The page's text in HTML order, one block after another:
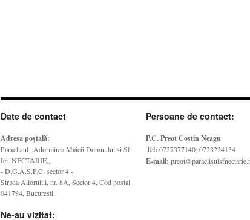
Date de contact
Adresa poştală:
Paraclisul „Adormirea Maicii Domnului si Sf.
Ier. NECTARIE„
- D.G.A.S.P.C. sector 4 -
Strada Aliorului, nr. 8A, Sector 4, Cod postal
041794, Bucuresti.
Ne-au vizitat:
Persoane de contact:
P.C. Preot Costin Neagu
Tel: 0727377140; 0723224134
E-mail: